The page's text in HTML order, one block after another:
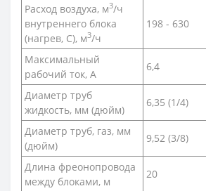
Расход воздуха, м3/ч
внутреннего блока
(нагрев, С), м3/ч
198 - 630
Максимальный
рабочий ток, А
6,4
Диаметр труб
жидкость, мм (дюйм)
6,35 (1/4)
Диаметр труб, газ, мм
(дюйм)
9,52 (3/8)
Длина фреонопровода
между блоками, м
20